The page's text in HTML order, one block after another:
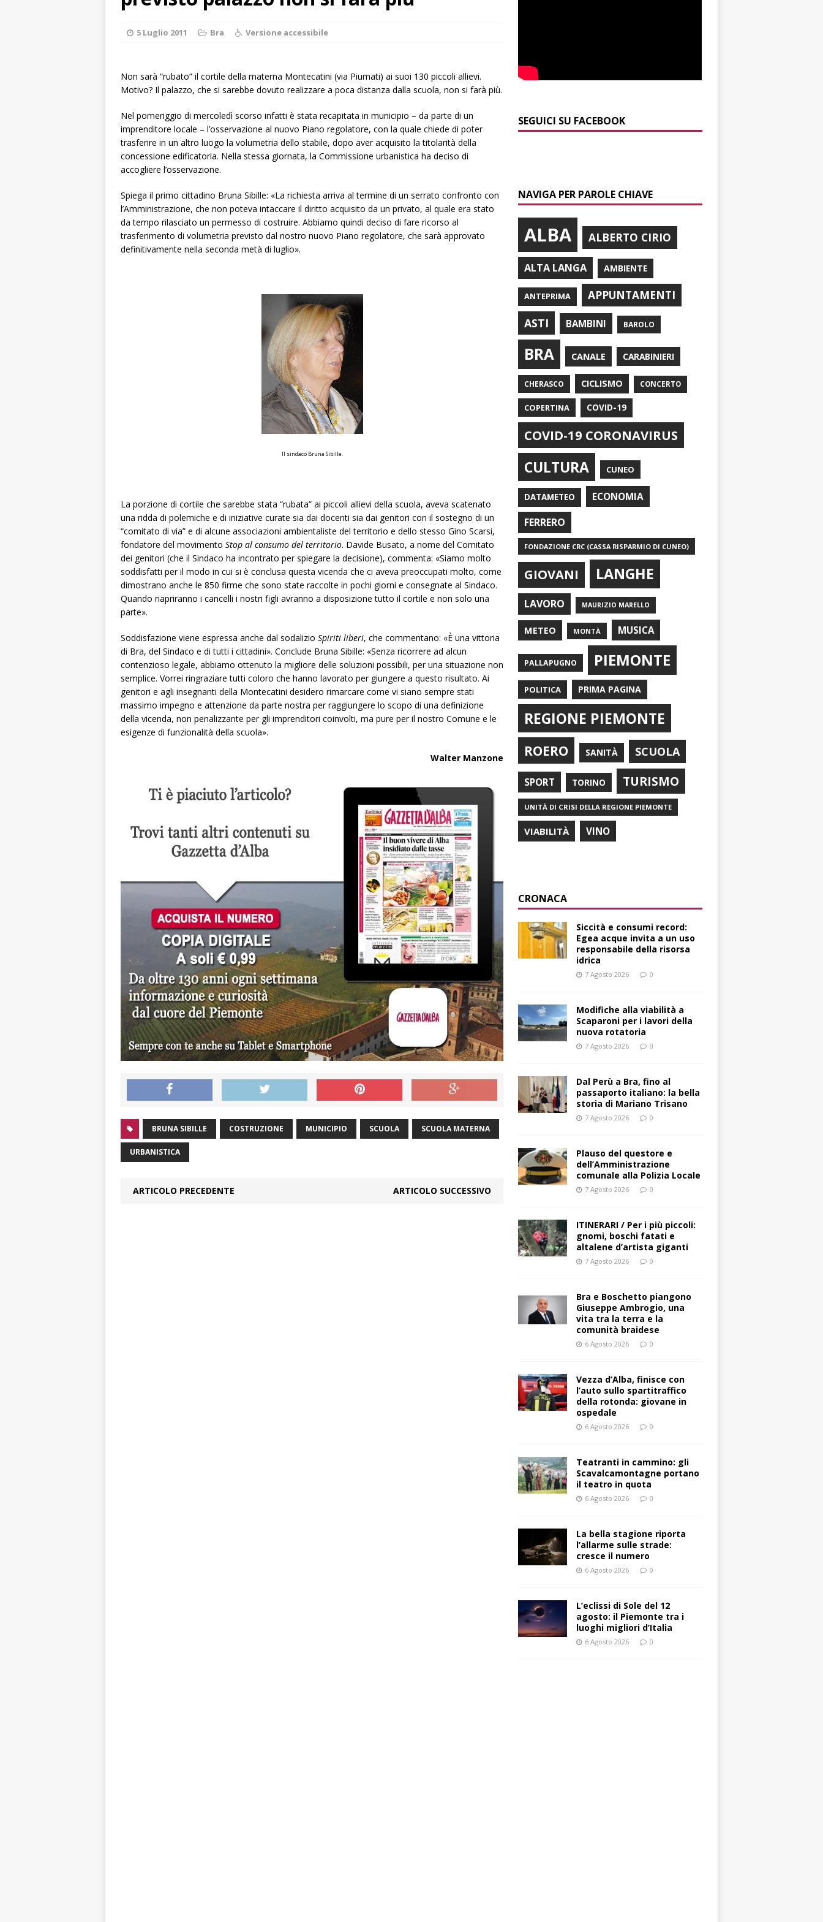
Polizia Locale
BRA
[ 7 Agosto 2026 ]
terra e la comunità braidese
BRA
[ 6 Agosto 2026 ]
Vezza d’Alba, finisce con l’auto sullo spartitraffico della
rotonda: giovane in ospedale
CRONACA
[ 6 Agosto 2026 ]
La bella stagione riporta l’allarme sulle strade: cresce il
numero
[ 7 Agosto 2026 ] Siccità e consumi record: Egea acque invita a un uso
responsabile della risorsa idrica
ALBA
5 Luglio 2011 Bra Versione accessibile
Non sarà “rubato” il cortile della materna Montecatini (via Piumati) ai suoi 130 piccoli allievi.
Motivo? Il palazzo, che si sarebbe dovuto realizzare a poca distanza dalla scuola, non si farà più.
Nel pomeriggio di mercoledì scorso infatti è stata recapitata in municipio – da parte di un
imprenditore locale – l’osservazione al nuovo Piano regolatore, con la quale chiede di poter
trasferire in un altro luogo la volumetria dello stabile, dopo aver acquisito la titolarità della
concessione edificatoria. Nella stessa giornata, la Commissione urbanistica ha deciso di
accogliere l’osservazione.
Spiega il primo cittadino Bruna Sibille: «La richiesta arriva al termine di un serrato confronto con
l’Amministrazione, che non poteva intaccare il diritto acquisito da un privato, al quale era stato
da tempo rilasciato un permesso di costruire. Abbiamo quindi deciso di fare ricorso al
trasferimento di volumetria previsto dal nostro nuovo Piano regolatore, che sarà approvato
definitivamente nella seconda metà di luglio».
Il sindaco Bruna Sibille.
La porzione di cortile che sarebbe stata “rubata” ai piccoli allievi della scuola, aveva scatenato
una ridda di polemiche e di iniziative curate sia dai docenti sia dai genitori con il sostegno di un
“comitato di via” e di alcune associazioni ambientaliste del territorio e dello stesso Gino Scarsi,
fondatore del movimento Stop al consumo del territorio. Davide Busato, a nome del Comitato
dei genitori (che il Sindaco ha incontrato per spiegare la decisione), commenta: «Siamo molto
soddisfatti per il modo in cui si è conclusa questa vicenda che ci aveva preoccupati molto, come
dimostrano anche le 850 firme che sono state raccolte in pochi giorni e consegnate al Sindaco.
Quando riapriranno i cancelli i nostri figli avranno a disposizione tutto il cortile e non solo una
parte».
Soddisfazione viene espressa anche dal sodalizio Spiriti liberi, che commentano: «È una vittoria
di Bra, del Sindaco e di tutti i cittadini». Conclude Bruna Sibille: «Senza ricorrere ad alcun
contenzioso legale, abbiamo ottenuto la migliore delle soluzioni possibili, per una situazione non
semplice. Vorrei ringraziare tutti coloro che hanno lavorato per giungere a questo risultato. Ai
genitori e agli insegnanti della Montecatini desidero rimarcare come vi siano sempre stati
massimo impegno e attenzione da parte nostra per raggiungere lo scopo di una definizione
della vicenda, non penalizzante per gli imprenditori coinvolti, ma pure per il nostro Comune e le
esigenze di funzionalità della scuola».
Walter Manzone
BRUNA SIBILLE COSTRUZIONE MUNICIPIO SCUOLA SCUOLA MATERNA
URBANISTICA
ARTICOLO PRECEDENTE ARTICOLO SUCCESSIVO
SEGUICI SU FACEBOOK
NAVIGA PER PAROLE CHIAVE
ALBA ALBERTO CIRIO
ALTA LANGA AMBIENTE
ANTEPRIMA
APPUNTAMENTI
ASTI
BAMBINI BAROLO
BRA CANALE CARABINIERI
CHERASCO CICLISMO CONCERTO
COPERTINA COVID-19
COVID-19 CORONAVIRUS
CULTURA CUNEO
DATAMETEO ECONOMIA
FERRERO
FONDAZIONE CRC (CASSA RISPARMIO DI CUNEO)
GIOVANI LANGHE
LAVORO MAURIZIO MARELLO
METEO MONTÀ MUSICA
PALLAPUGNO PIEMONTE
POLITICA PRIMA PAGINA
REGIONE PIEMONTE
ROERO SANITÀ SCUOLA
SPORT TORINO TURISMO
UNITÀ DI CRISI DELLA REGIONE PIEMONTE
VIABILITÀ VINO
CRONACA
Siccità e consumi record:
Egea acque invita a un uso
responsabile della risorsa
idrica
7 Agosto 2026 0
Modifiche alla viabilità a
Scaparoni per i lavori della
nuova rotatoria
7 Agosto 2026 0
​Dal Perù a Bra, fino al
passaporto italiano: la bella
storia di Mariano Trisano
7 Agosto 2026 0
Plauso del questore e
dell’Amministrazione
comunale alla Polizia Locale
7 Agosto 2026 0
ITINERARI / Per i più piccoli:
gnomi, boschi fatati e
altalene d’artista giganti
7 Agosto 2026 0
Bra e Boschetto piangono
Giuseppe Ambrogio, una
vita tra la terra e la
comunità braidese
6 Agosto 2026 0
Vezza d’Alba, finisce con
l’auto sullo spartitraffico
della rotonda: giovane in
ospedale
6 Agosto 2026 0
Teatranti in cammino: gli
Scavalcamontagne portano
il teatro in quota
6 Agosto 2026 0
La bella stagione riporta
l’allarme sulle strade:
cresce il numero
6 Agosto 2026 0
L’eclissi di Sole del 12
agosto: il Piemonte tra i
luoghi migliori d’Italia
6 Agosto 2026 0